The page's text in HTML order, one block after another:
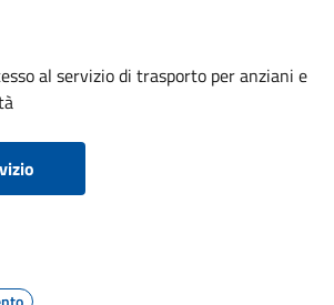
al servizio di trasporto per anziani e